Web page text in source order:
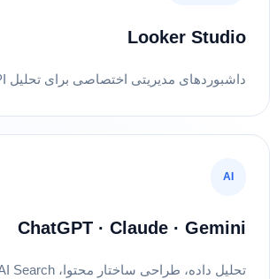
Looker Studio
داشبوردهای مدیریتی اختصاصی برای تحلیل KPIها.
AI
ChatGPT · Claude · Gemini